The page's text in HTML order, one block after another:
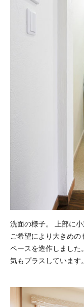
洗面の様子。 上部に
ご希望により大きめの
ペースを造作しました
気もプラスしています。